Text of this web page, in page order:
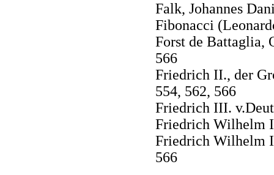
Falk, Johannes
Fibonacci
Forst de Battaglia,
566
Friedrich II., der
554, 562, 566
Friedrich III.
Friedrich Wilhelm
Friedrich Wilhelm
566